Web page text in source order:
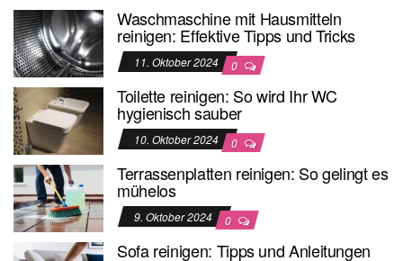
Waschmaschine mit Hausmitteln
reinigen: Effektive Tipps und Tricks
11. Oktober 2024 0
Toilette reinigen: So wird Ihr WC
hygienisch sauber
10. Oktober 2024 0
Terrassenplatten reinigen: So gelingt es
mühelos
9. Oktober 2024 0
Sofa reinigen: Tipps und Anleitungen